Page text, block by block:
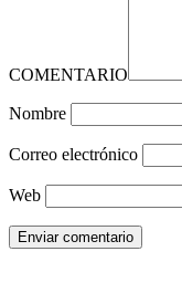
COMENTARIO
Nombre
Correo electrónico
Web